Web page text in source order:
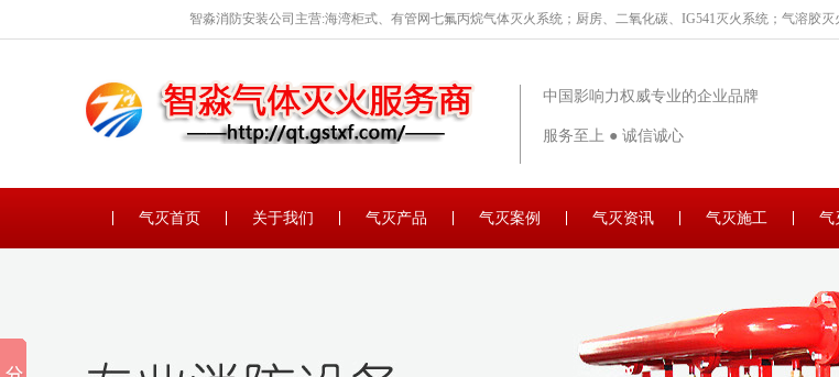
智淼消防安装公司主营:海湾柜式、有管网七氟丙烷气体灭火系统；厨房、二氧化碳、IG541灭火系统；气溶胶
中国影响力权威专业的企业品牌
服务至上 ● 诚信诚心
气灭首页 关于我们 气灭产品 气灭案例 气灭资讯 气灭施工 气